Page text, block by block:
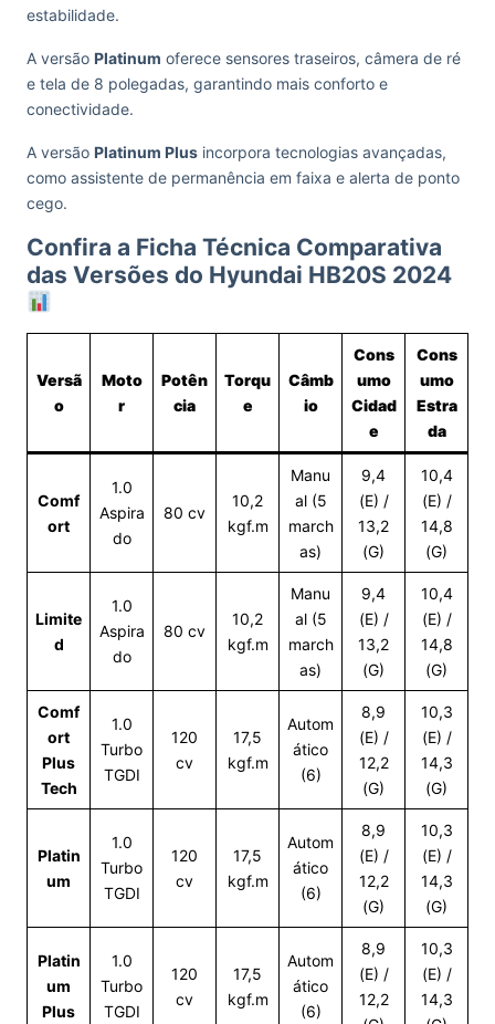
estabilidade.
A versão Platinum oferece sensores traseiros, câmera de ré
e tela de 8 polegadas, garantindo mais conforto e
conectividade.
A versão Platinum Plus incorpora tecnologias avançadas,
como assistente de permanência em faixa e alerta de ponto
cego.
Confira a Ficha Técnica Comparativa
das Versões do Hyundai HB20S 2024
Versã
o
Moto
r
Potên
cia
Torqu
e
Câmb
io
Cons
umo
Cidad
e
Cons
umo
Estra
da
Comf
ort
1.0
Aspira
do
80 cv
10,2
kgf.m
Manu
al (5
march
as)
9,4
(E) /
13,2
(G)
10,4
(E) /
14,8
(G)
Limite
d
1.0
Aspira
do
80 cv
10,2
kgf.m
Manu
al (5
march
as)
9,4
(E) /
13,2
(G)
10,4
(E) /
14,8
(G)
Comf
ort
Plus
Tech
1.0
Turbo
TGDI
120
cv
17,5
kgf.m
Autom
ático
(6)
8,9
(E) /
12,2
(G)
10,3
(E) /
14,3
(G)
Platin
um
1.0
Turbo
TGDI
120
cv
17,5
kgf.m
Autom
ático
(6)
8,9
(E) /
12,2
(G)
10,3
(E) /
14,3
(G)
Platin
um
Plus
1.0
Turbo
TGDI
120
cv
17,5
kgf.m
Autom
ático
(6)
8,9
(E) /
12,2
10,3
(E) /
14,3